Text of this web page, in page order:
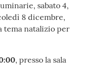
sabato 4,
8 dicembre,
tema natalizio per
, presso la sala